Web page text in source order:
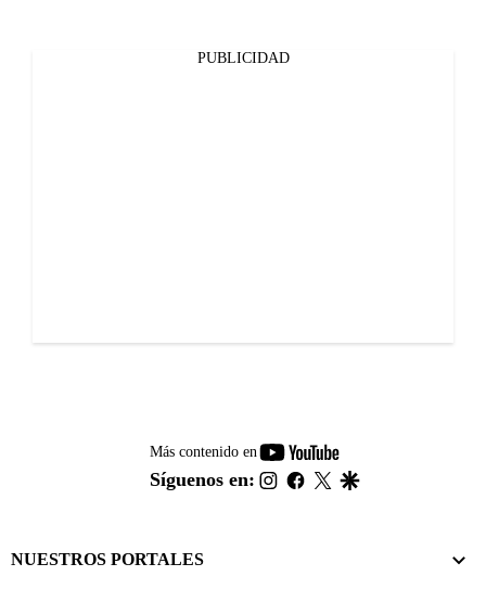
PUBLICIDAD
Más contenido en
youtube-
footer
Síguenos en: instagram
facebook
twitter
NUESTROS PORTALES